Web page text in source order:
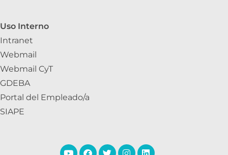
Uso Interno
Intranet
Webmail
Webmail CyT
GDEBA
Portal del Empleado/a
SIAPE